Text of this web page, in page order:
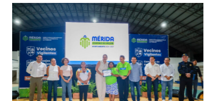
DESTACADAS
6 agosto, 2026
SEFOTUR AMPLÍA LAS
DE CAPACITACIÓN